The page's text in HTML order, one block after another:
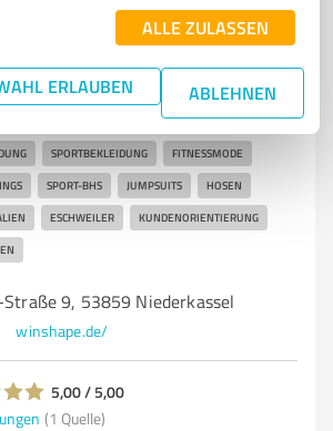
ALLE ZULASSEN
ERLAUBEN ABLEHNEN
Niederkassel
hochwertige Sportbekleidung und
SPORTBEKLEIDUNG FITNESSMODE
SPORT-BHS JUMPSUITS HOSEN
ESCHWEILER KUNDENORIENTIERUNG
9, 53859 Niederkassel
winshape.de/
5,00 / 5,00
(1 Quelle)